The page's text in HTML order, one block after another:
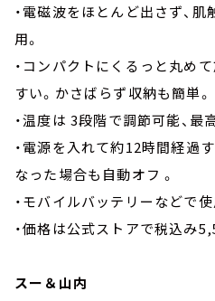
・電磁波をほとんど出さず、
用。
・コンパクトにくるっと丸め
すい。かさばらず収納も簡単。
・温度は 3段階で調節可能、最
・電源を入れて約12時間経過
なった場合も自動オフ 。
・モバイルバッテリーなどで使
・価格は公式ストアで税込み
スー＆山内